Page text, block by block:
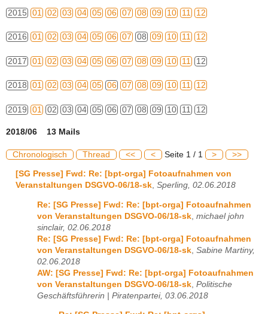
2015 01 02 03 04 05 06 07 08 09 10 11 12
2016 01 02 03 04 05 06 07 08 09 10 11 12
2017 01 02 03 04 05 06 07 08 09 10 11 12
2018 01 02 03 04 05 06 07 08 09 10 11 12
2019 01 02 03 04 05 06 07 08 09 10 11 12
2018/06 13 Mails
Chronologisch Thread << < Seite 1 / 1 > >>
[SG Presse] Fwd: Re: [bpt-orga] Fotoaufnahmen von
Veranstaltungen DSGVO-06/18-sk, Sperling, 02.06.2018
Re: [SG Presse] Fwd: Re: [bpt-orga] Fotoaufnahmen
von Veranstaltungen DSGVO-06/18-sk michael john
sinclair, 02.06.2018
Re: [SG Presse] Fwd: Re: [bpt-orga] Fotoaufnahmen
von Veranstaltungen DSGVO-06/18-sk Sabine Martiny,
02.06.2018
AW: [SG Presse] Fwd: Re: [bpt-orga] Fotoaufnahmen
von Veranstaltungen DSGVO-06/18-sk Politische
Geschäftsführerin | Piratenpartei, 03.06.2018